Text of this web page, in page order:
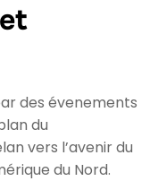
des évenements
du
vers l’avenir du
du Nord.